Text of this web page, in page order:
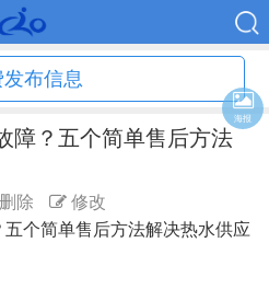
发布信息
障？五个简单售后方法
删除
修改
个简单售后方法解决热水供应
海报